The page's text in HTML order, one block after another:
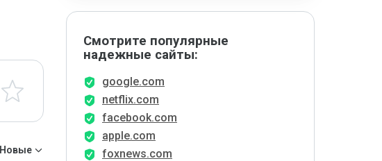
Новые
Смотрите популярные
надежные сайты:
google.com
netflix.com
facebook.com
apple.com
foxnews.com